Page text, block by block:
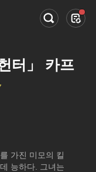
터」 카프
가진 미모의 킬
능하다. 그녀는